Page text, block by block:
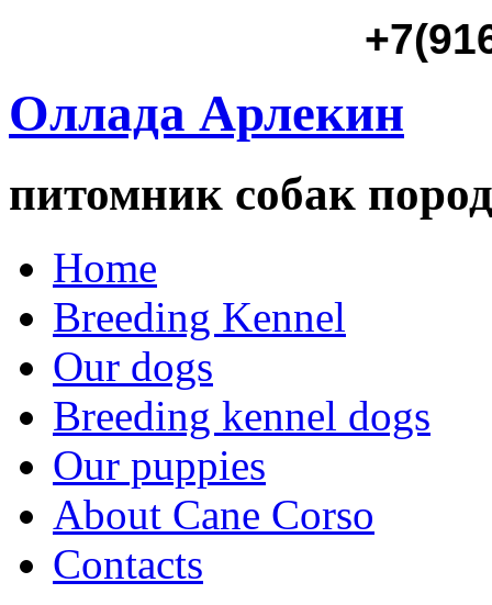
Оллада Арлекин
питомник собак
Home
Breeding Kennel
Our dogs
Breeding kennel dogs
Our puppies
About Cane Corso
Contacts